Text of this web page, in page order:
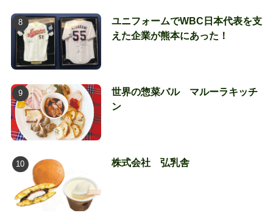
ユニフォームでWBC日本代表を支
えた企業が熊本にあった！
世界の惣菜バル マルーラキッチ
ン
株式会社 弘乳舎